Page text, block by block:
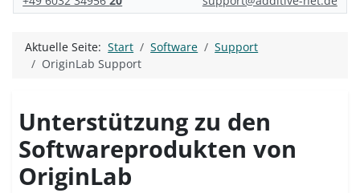
Aktuelle Seite:Start Software
Support
OriginLab Support
Unterstützung zu den
Softwareprodukten von
OriginLab